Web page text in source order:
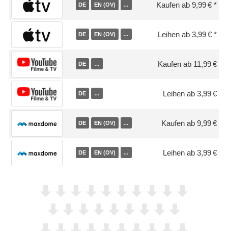
DE EN (OV) … Kaufen ab 9,99 €
DE EN (OV) … Leihen ab 3,99 €
DE … Kaufen ab 11,99 €
DE … Leihen ab 3,99 €
DE EN (OV) … Kaufen ab 9,99 €
DE EN (OV) … Leihen ab 3,99 €